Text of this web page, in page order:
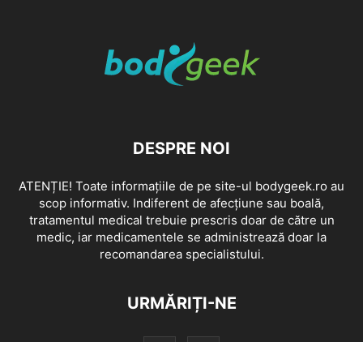
DESPRE NOI
ATENȚIE! Toate informațiile de pe site-ul bodygeek.ro au
scop informativ. Indiferent de afecțiune sau boală,
tratamentul medical trebuie prescris doar de către un
medic, iar medicamentele se administrează doar la
recomandarea specialistului.
URMĂRIȚI-NE